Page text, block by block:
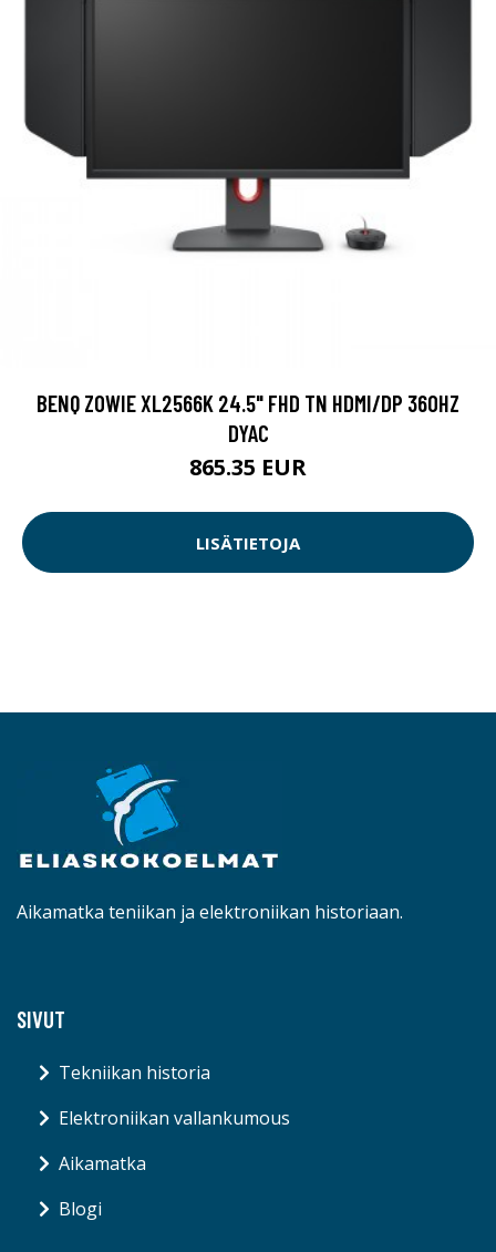
BENQ ZOWIE XL2566K 24.5" FHD TN HDMI/DP 360HZ
DYAC
865.35 EUR
LISÄTIETOJA
Aikamatka teniikan ja elektroniikan historiaan.
SIVUT
Tekniikan historia
Elektroniikan vallankumous
Aikamatka
Blogi